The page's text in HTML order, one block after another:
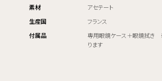
素材
アセテート
生産国
フランス
付属品
専用眼鏡ケース＋眼鏡拭き
ります